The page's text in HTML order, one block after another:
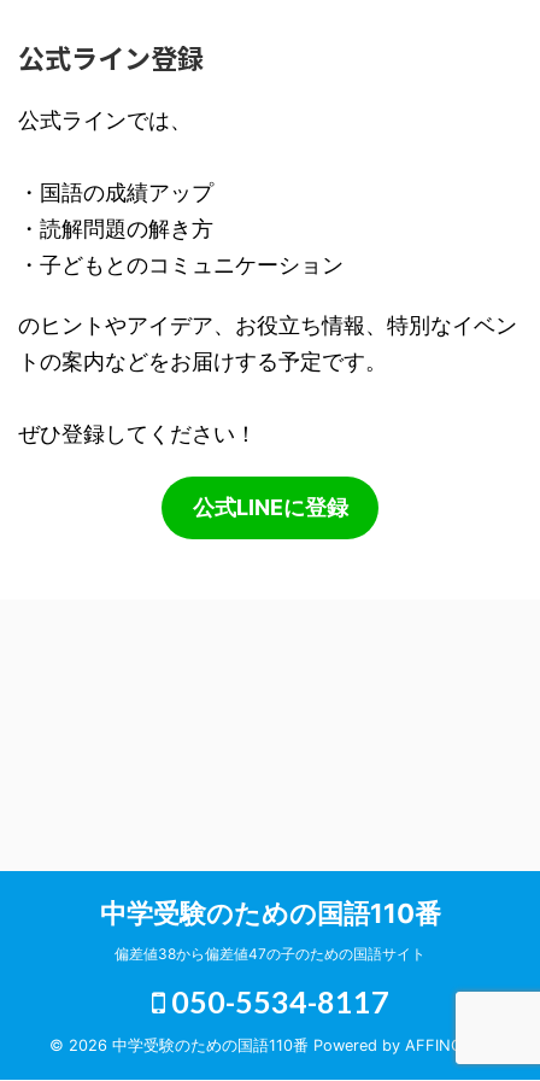
公式ライン登録
公式ラインでは、
・国語の成績アップ
・読解問題の解き方
・子どもとのコミュニケーション
のヒントやアイデア、お役立ち情報、特別なイベン
トの案内などをお届けする予定です。
ぜひ登録してください！
公式LINEに登録
中学受験のための国語110番
偏差値38から偏差値47の子のための国語サイト
050-5534-8117
© 2026 中学受験のための国語110番 Powered by AFFINGER5